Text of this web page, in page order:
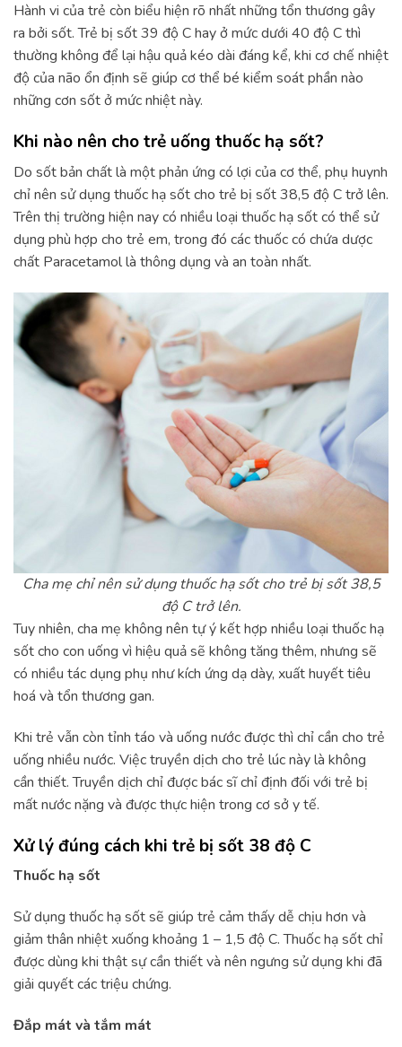
Hành vi của trẻ còn biểu hiện rõ nhất những tổn thương gây
ra bởi sốt. Trẻ bị sốt 39 độ C hay ở mức dưới 40 độ C thì
thường không để lại hậu quả kéo dài đáng kể, khi cơ chế nhiệt
độ của não ổn định sẽ giúp cơ thể bé kiểm soát phần nào
những cơn sốt ở mức nhiệt này.
Khi nào nên cho trẻ uống thuốc hạ sốt?
Do sốt bản chất là một phản ứng có lợi của cơ thể, phụ huynh
chỉ nên sử dụng thuốc hạ sốt cho trẻ bị sốt 38,5 độ C trở lên.
Trên thị trường hiện nay có nhiều loại thuốc hạ sốt có thể sử
dụng phù hợp cho trẻ em, trong đó các thuốc có chứa dược
chất Paracetamol là thông dụng và an toàn nhất.
Cha mẹ chỉ nên sử dụng thuốc hạ sốt cho trẻ bị sốt 38,5
độ C trở lên.
Tuy nhiên, cha mẹ không nên tự ý kết hợp nhiều loại thuốc hạ
sốt cho con uống vì hiệu quả sẽ không tăng thêm, nhưng sẽ
có nhiều tác dụng phụ như kích ứng dạ dày, xuất huyết tiêu
hoá và tổn thương gan.
Khi trẻ vẫn còn tỉnh táo và uống nước được thì chỉ cần cho trẻ
uống nhiều nước. Việc truyền dịch cho trẻ lúc này là không
cần thiết. Truyền dịch chỉ được bác sĩ chỉ định đối với trẻ bị
mất nước nặng và được thực hiện trong cơ sở y tế.
Xử lý đúng cách khi trẻ bị sốt 38 độ C
Thuốc hạ sốt
Sử dụng thuốc hạ sốt sẽ giúp trẻ cảm thấy dễ chịu hơn và
giảm thân nhiệt xuống khoảng 1 – 1,5 độ C. Thuốc hạ sốt chỉ
được dùng khi thật sự cần thiết và nên ngưng sử dụng khi đã
giải quyết các triệu chứng.
Đắp mát và tắm mát